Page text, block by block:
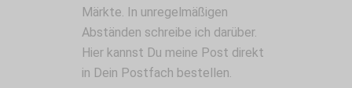
Märkte. In unregelmäßigen
Abständen schreibe ich darüber.
Hier kannst Du meine Post direkt
in Dein Postfach bestellen.